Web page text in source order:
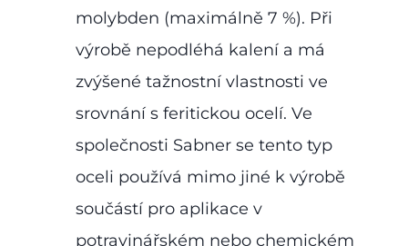
molybden (maximálně 7 %). Při
výrobě nepodléhá kalení a má
zvýšené tažnostní vlastnosti ve
srovnání s feritickou ocelí. Ve
společnosti Sabner se tento typ
oceli používá mimo jiné k výrobě
součástí pro aplikace v
potravinářském nebo chemickém